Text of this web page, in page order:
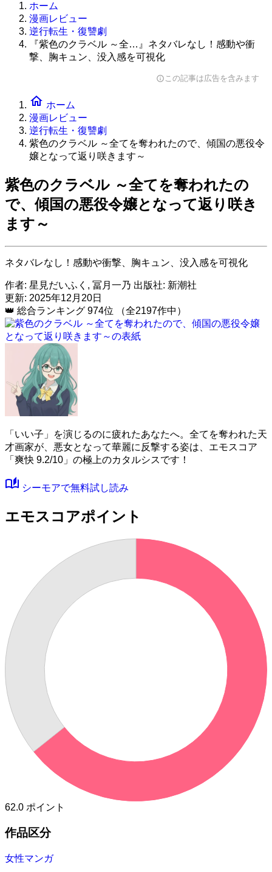
ホーム
漫画レビュー
逆行転生・復讐劇
『紫色のクラベル ～全…』ネタバレなし！感動や衝
撃、胸キュン、没入感を可視化
infoこの記事は広告を含みます
home ホーム
漫画レビュー
逆行転生・復讐劇
紫色のクラベル ～全てを奪われたので、傾国の悪役令
嬢となって返り咲きます～
紫色のクラベル ～全てを奪われたの
で、傾国の悪役令嬢となって返り咲き
ます～
ネタバレなし！感動や衝撃、胸キュン、没入感を可視化
作者: 星見だいふく, 冨月一乃 出版社: 新潮社
更新: 2025年12月20日
👑 総合ランキング 974位 （全2197作中）
「いい子」を演じるのに疲れたあなたへ。全てを奪われた天
才画家が、悪女となって華麗に反撃する姿は、 エモスコア
「爽快 9.2/10」 の極上のカタルシスです！
auto_stories シーモアで無料試し読み
エモスコアポイント
62.0 ポイント
作品区分
女性マンガ